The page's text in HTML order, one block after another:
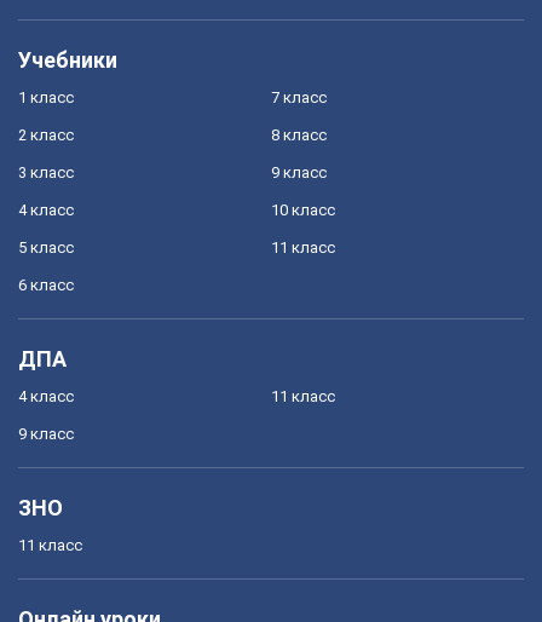
Учебники
1 класс
2 класс
3 класс
4 класс
5 класс
6 класс
7 класс
8 класс
9 класс
10 класс
11 класс
ДПА
4 класс
9 класс
11 класс
ЗНО
11 класс